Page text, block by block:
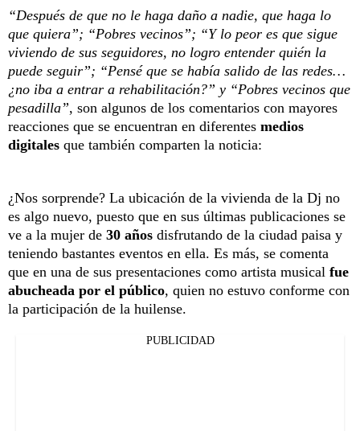
“Después de que no le haga daño a nadie, que haga lo
que quiera”; “Pobres vecinos”; “Y lo peor es que sigue
viviendo de sus seguidores, no logro entender quién la
puede seguir”; “Pensé que se había salido de las redes…
¿no iba a entrar a rehabilitación?” y “Pobres vecinos que
pesadilla”, son algunos de los comentarios con mayores
reacciones que se encuentran en diferentes medios
digitales que también comparten la noticia:
¿Nos sorprende? La ubicación de la vivienda de la Dj no
es algo nuevo, puesto que en sus últimas publicaciones se
ve a la mujer de 30 años disfrutando de la ciudad paisa y
teniendo bastantes eventos en ella. Es más, se comenta
que en una de sus presentaciones como artista musical fue
abucheada por el público, quien no estuvo conforme con
la participación de la huilense.
PUBLICIDAD